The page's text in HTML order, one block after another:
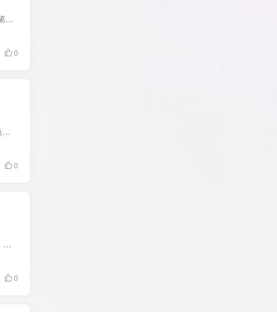
软件介绍： B站都不陌生吧，一个能追番、学习、娱乐的多元平台，之前也分享过几款哔哩第三方TV端，其中的BV最近更新了全新版本。除了BBLL就是BV的版本很受欢迎。使用了全新的UI界面，由之前的顶...
0
软件介绍： 一款神器，它能让你更加方便且智能的使用电视，集语音输入/手机输入、语音换台等功能于一体的电视工具——夏杰语音TV。 软件截图： 软件下载: 更新版本：v4.6.1.0 温馨提示：应版权...
0
软件介绍： YourTV是一款功能丰富的直播软件，让您可以在手机上观看央视、卫视、体育、少儿、地方以及网页直播。无论是追剧迷、体育爱好者还是小朋友，都能在这个应用中找到自己喜欢的内容。这...
0